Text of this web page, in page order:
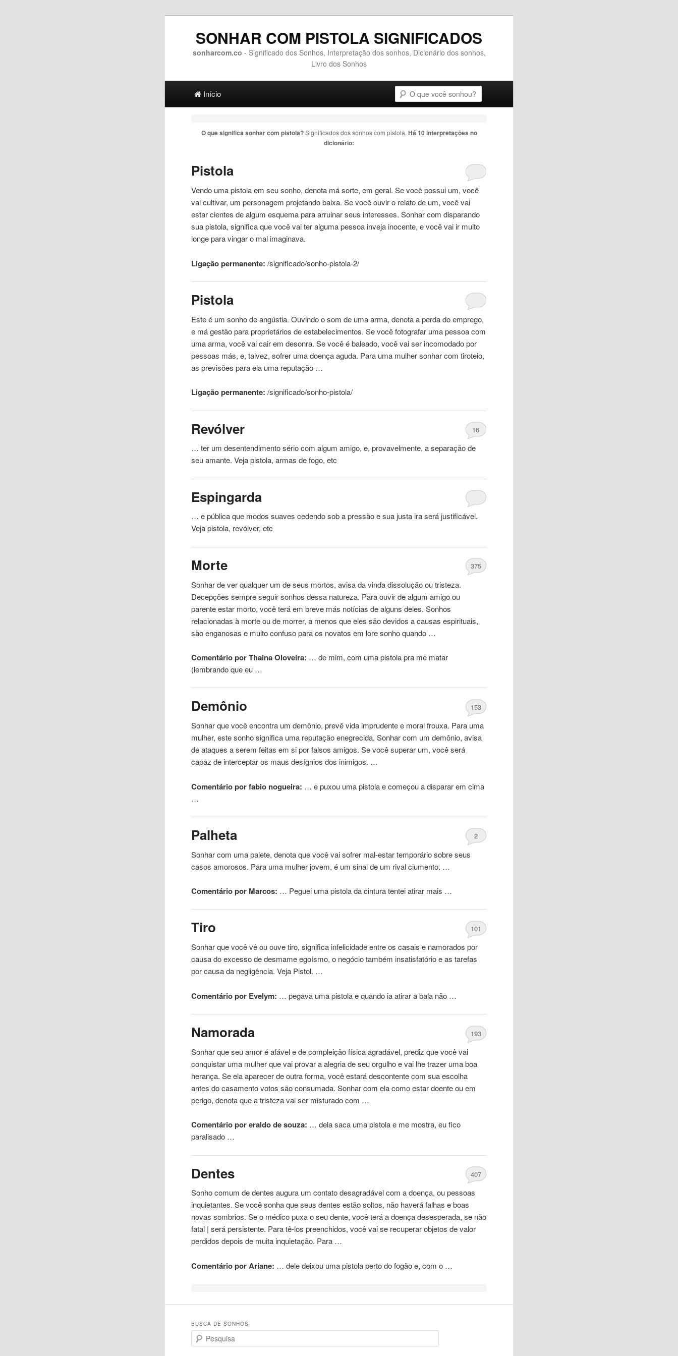
SONHAR COM PISTOLA SIGNIFICADOS
sonharcom.co - Significado dos Sonhos, Interpretação dos sonhos, Dicionário dos sonhos,
Livro dos Sonhos
Ir para o conteúdo principal
Ir para o conteúdo secundário
Início
O que significa sonhar com pistola?Significados dos sonhos com pistola.Há 10 interpretações no
dicionário:
Pistola
Vendo umapistolaem seu sonho, denota má sorte, em geral. Se você possui um, você
vai cultivar, um personagem projetando baixa. Se você ouvir o relato de um, você vai
estar cientes de algum esquema para arruinar seus interesses. Sonhar com disparando
suapistola, significa que você vai ter alguma pessoa inveja inocente, e você vai ir muito
longe para vingar o mal imaginava.
Ligação permanente: /significado/sonho-pistola-2/
Pistola
Este é um sonho de angústia. Ouvindo o som de uma arma, denota a perda do emprego,
e má gestão para proprietários de estabelecimentos. Se você fotografar uma pessoa com
uma arma, você vai cair em desonra. Se você é baleado, você vai ser incomodado por
pessoas más, e, talvez, sofrer uma doença aguda. Para uma mulher sonhar com tiroteio,
as previsões para ela uma reputação …
Ligação permanente: /significado/sonho-pistola/
Revólver 16
… ter um desentendimento sério com algum amigo, e, provavelmente, a separação de
seu amante. Vejapistola, armas de fogo, etc
Espingarda
… e pública que modos suaves cedendo sob a pressão e sua justa ira será justificável.
Vejapistola, revólver, etc
Morte 375
Sonhar de ver qualquer um de seus mortos, avisa da vinda dissolução ou tristeza.
Decepções sempre seguir sonhos dessa natureza. Para ouvir de algum amigo ou
parente estar morto, você terá em breve más notícias de alguns deles. Sonhos
relacionadas à morte ou de morrer, a menos que eles são devidos a causas espirituais,
são enganosas e muito confuso para os novatos em lore sonho quando …
Comentário por Thaina Oloveira: … de mim, com umapistolapra me matar
(lembrando que eu …
Demônio 153
Sonhar que você encontra um demônio, prevê vida imprudente e moral frouxa. Para uma
mulher, este sonho significa uma reputação enegrecida. Sonhar com um demônio, avisa
de ataques a serem feitas em si por falsos amigos. Se você superar um, você será
capaz de interceptar os maus desígnios dos inimigos. …
Comentário por fabio nogueira: … e puxou umapistolae começou a disparar em cima
…
Palheta 2
Sonhar com uma palete, denota que você vai sofrer mal-estar temporário sobre seus
casos amorosos. Para uma mulher jovem, é um sinal de um rival ciumento. …
Comentário por Marcos: … Peguei umapistolada cintura tentei atirar mais …
Tiro 101
Sonhar que você vê ou ouve tiro, significa infelicidade entre os casais e namorados por
causa do excesso de desmame egoísmo, o negócio também insatisfatório e as tarefas
por causa da negligência. Veja Pistol. …
Comentário por Evelym: … pegava umapistolae quando ia atirar a bala não …
Namorada 193
Sonhar que seu amor é afável e de compleição física agradável, prediz que você vai
conquistar uma mulher que vai provar a alegria de seu orgulho e vai lhe trazer uma boa
herança. Se ela aparecer de outra forma, você estará descontente com sua escolha
antes do casamento votos são consumada. Sonhar com ela como estar doente ou em
perigo, denota que a tristeza vai ser misturado com …
Comentário por eraldo de souza: … dela saca umapistolae me mostra, eu fico
paralisado …
Dentes 407
Sonho comum de dentes augura um contato desagradável com a doença, ou pessoas
inquietantes. Se você sonha que seus dentes estão soltos, não haverá falhas e boas
novas sombrios. Se o médico puxa o seu dente, você terá a doença desesperada, se não
fatal | será persistente. Para tê-los preenchidos, você vai se recuperar objetos de valor
perdidos depois de muita inquietação. Para …
Comentário por Ariane: … dele deixou umapistolaperto do fogão e, com o …
BUSCA DE SONHOS
Search